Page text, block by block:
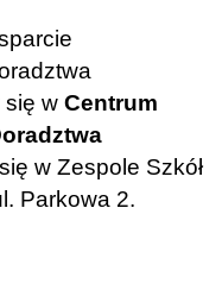
się w Centrum
w Zespole Szkół
Parkowa 2.